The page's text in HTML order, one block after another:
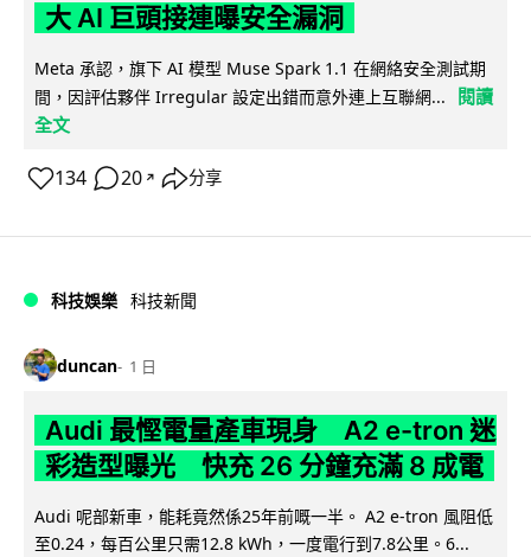
大 AI 巨頭接連曝安全漏洞
Meta 承認，旗下 AI 模型 Muse Spark 1.1 在網絡安全測試期
間，因評估夥伴 Irregular 設定出錯而意外連上互聯網...
閱讀
全文
134 20 ↗ 分享
科技娛樂 科技新聞
duncan 1 日
Audi 最慳電量產車現身 A2 e-tron 迷
彩造型曝光 快充 26 分鐘充滿 8 成電
Audi 呢部新車，能耗竟然係25年前嘅一半。 A2 e-tron 風阻低
至0.24，每百公里只需12.8 kWh，一度電行到7.8公里。6...